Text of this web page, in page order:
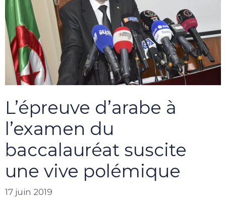
L’épreuve d’arabe à
l’examen du
baccalauréat suscite
une vive polémique
17 juin 2019